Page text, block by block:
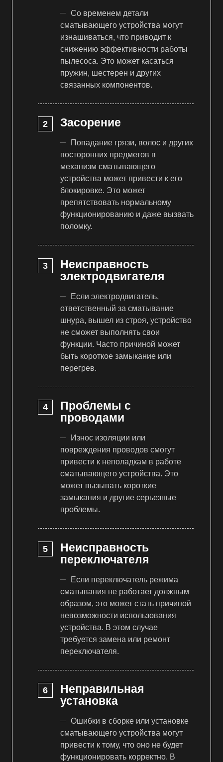
Со временем детали
сматывающего устройства могут
изнашиваться, что приводит к
снижению эффективности работы
пылесоса. Это может касаться
пружин, шестерен и других
связанных компонентов.
Засорение
Попадание грязи, волос и других
посторонних предметов в
механизм сматывающего
устройства может привести к его
блокировке. Это может
препятствовать нормальному
функционированию и даже вызвать
поломку.
Неисправность
электродвигателя
Если электродвигатель,
ответственный за сматывание
шнура, вышел из строя, устройство
не сможет выполнять свои
функции. Часто причиной может
быть короткое замыкание или
перегрев.
Проблемы с
проводами
Износ изоляции или
повреждения проводов смогут
привести к неполадкам в работе
сматывающего устройства. Это
может вызывать короткие
замыкания и другие серьезные
проблемы.
Неисправность
переключателя
Если переключатель режима
сматывания не работает должным
образом, это может стать причиной
невозможности использования
устройства. В этом случае
требуется замена или ремонт
переключателя.
Неправильная
установка
Ошибки в сборке или установке
сматывающего устройства могут
привести к тому, что оно не будет
функционировать корректно. В